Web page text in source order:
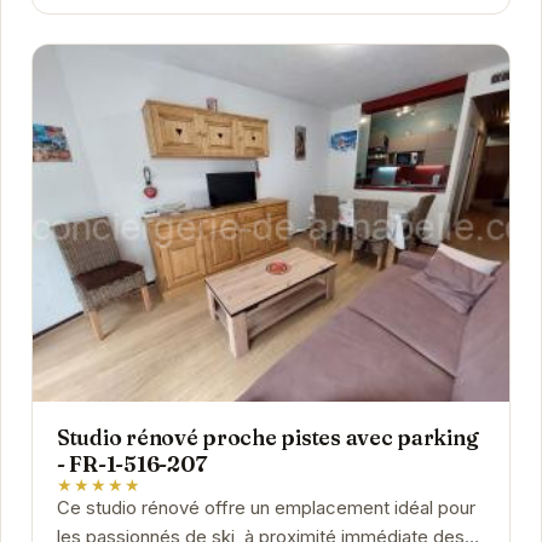
Studio rénové proche pistes avec parking
- FR-1-516-207
★★★★★
Ce studio rénové offre un emplacement idéal pour
les passionnés de ski, à proximité immédiate des